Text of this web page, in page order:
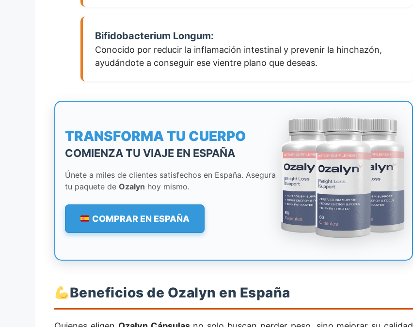
Bifidobacterium Longum:
Conocido por reducir la inflamación intestinal y prevenir la hinchazón,
ayudándote a conseguir ese vientre plano que deseas.
TRANSFORMA TU CUERPO
COMIENZA TU VIAJE EN ESPAÑA
Únete a miles de clientes satisfechos en España. Asegura
tu paquete de Ozalyn hoy mismo.
COMPRAR EN ESPAÑA
Beneficios de Ozalyn en España